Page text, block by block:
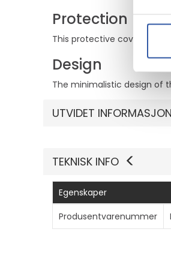
Protection
This protective cover is
Design
The minimalistic design of
UTVIDET INFORMASJON
TEKNISK INFO
Egenskaper
Produsentvarenummer